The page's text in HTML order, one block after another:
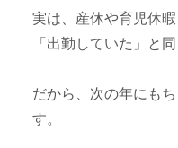
実は、産休や育児休
「出勤していた」と
だから、次の年にも
す。